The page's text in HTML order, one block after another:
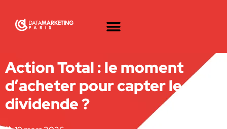
Action Total : le moment
d’acheter pour capter le
dividende ?